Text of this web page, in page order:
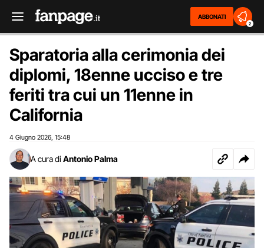
ABBONATI
2
Sparatoria alla cerimonia dei
diplomi, 18enne ucciso e tre
feriti tra cui un 11enne in
California
4 Giugno 2026 15:48
A cura di Antonio Palma